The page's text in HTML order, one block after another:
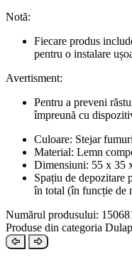
Notă:
Fiecare produs
pentru o instalare
Avertisment:
Pentru a preveni
împreună cu
Culoare: Stejar
Material: Lemn
Dimensiuni: 55 x 35
Spațiu de depozitare
în total (în funcție de
Numărul produsului:
Produse din categoria